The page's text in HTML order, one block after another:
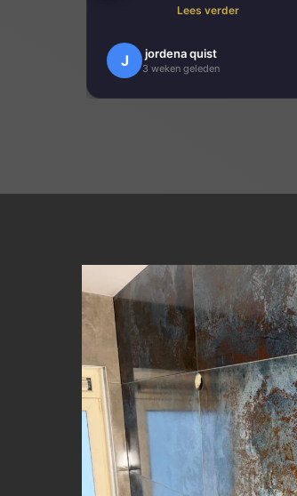
proces ontzettend goed met je
gezaagd voor een super strakke
afwerking. Ook laat hij nog eens
Lees verder
J jordena quist
3 weken geleden